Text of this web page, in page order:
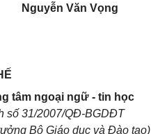
Nguyễn Văn Vọng
tâm ngoại ngữ - tin học
số 31/2007/QĐ-BGDĐT
Bộ Giáo dục và Đào tạo)